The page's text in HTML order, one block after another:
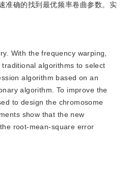
准确的找到最优频率卷曲参数。实
With the frequency warping,
algorithms to select
algorithm based on an
algorithm. To improve the
to design the chromosome
show that the new
root-mean-square error